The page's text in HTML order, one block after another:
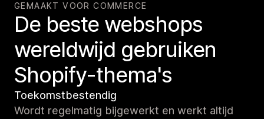
GEMAAKT VOOR COMMERCE
De beste webshops
wereldwijd gebruiken
Shopify-thema's
Toekomstbestendig
Wordt regelmatig bijgewerkt en werkt altijd